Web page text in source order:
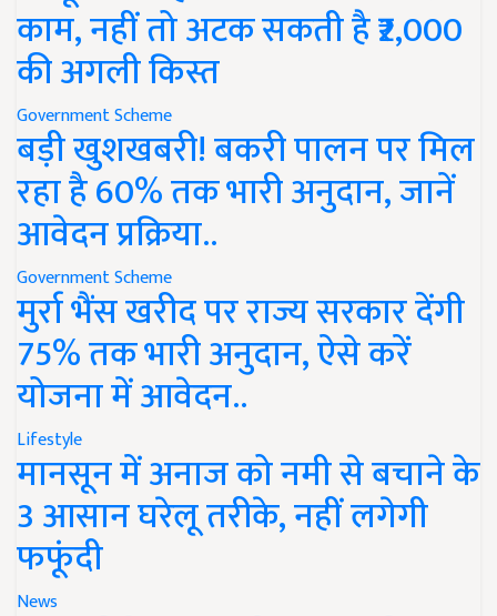
काम, नहीं तो अटक सकती है ₹2,000
की अगली किस्त
Government Scheme
बड़ी खुशखबरी! बकरी पालन पर मिल
रहा है 60% तक भारी अनुदान, जानें
आवेदन प्रक्रिया..
Government Scheme
मुर्रा भैंस खरीद पर राज्य सरकार देंगी
75% तक भारी अनुदान, ऐसे करें
योजना में आवेदन..
Lifestyle
मानसून में अनाज को नमी से बचाने के
3 आसान घरेलू तरीके, नहीं लगेगी
फफूंदी
News